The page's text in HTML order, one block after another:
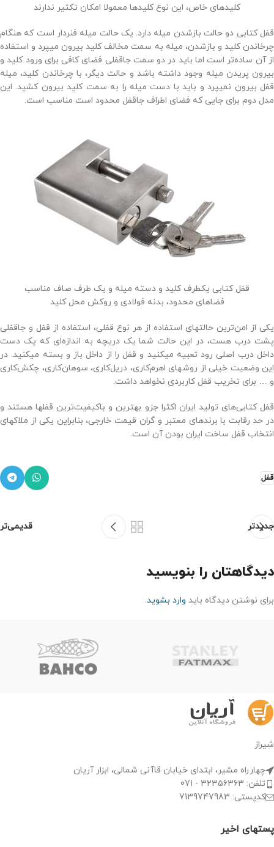
کلیدهای خاص، این نوع کلیدها معمولا امکان تکثیر ندارند
قفل کتابی دو حالت بازشدن میله دارد. یک حالت میله فنردار است که هنگام
چرخاندن کلید و بازشدن، میله به سمت مخالف کلید بیرون میپرد و استفاده
از آن ساده‌تر است اما باید در دو سمت جاقفلی فضای کافی برای ورود کلید و
بیرون پریدن میله وجود داشته باشد و حالت دیگر، با چرخاندن کلید، میله
قفل بیرون نمیپرد و باید با دست میله را به سمت کلید بیرون کشید. این
مدل دوم برای جایی که فضای اطراف جاقفل محدود است مناسب است.
قفل کتابی یکطرف کلید و دسته میله و یک طرف صاف مناسب
فضاهای محدود، بدنه فولادی و روکش محل کلید
یکی از امن‌ترین حالتهای استفاده از هر نوع قفلی، استفاده از قفل و جاقفلی
پشت درب هست، در این حالت شما یک دریچه به اندازه‌ای که یک دست
داخل درب اصلی رود تعبیه میکنید و قفل را از داخل باز و بسته میکنید. در
این وضعیت خیلی از روشهای اهرم‌کاری، دریل‌کاری، سوهان‌کاری، چکش‌کاری
و … برای تخریب قفل کاربردی نخواهد داشت.
قفل کتابی‌های تولید ایران اکثرا جزو بهترین و باکیفیت‌ترین قفلها هستند و
در حد رقابت با برندهای معتبر و گران قیمت خارجی، بنابراین یکی از ملاکهای
انتخاب قفل ساخت ایران بودن آن است.
قفل
جدیدتر قدیمی‌تر
دیدگاهتان را بنویسید
برای نوشتن دیدگاه باید وارد بشوید.
شیراز
چهارراه مشیر، ابتدای خیابان قاآنی شمالی، ابزار آریان
تلفن: 32356363 - 071
کدپستی: 7139747983
پستهای اخیر